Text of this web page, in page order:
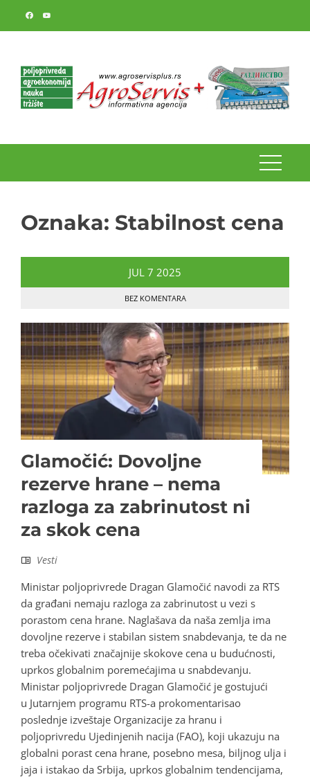
Oznaka: Stabilnost cena
JUL 7 2025
BEZ KOMENTARA
Glamočić: Dovoljne
rezerve hrane – nema
razloga za zabrinutost ni
za skok cena
Vesti
Ministar poljoprivrede Dragan Glamočić navodi za RTS
da građani nemaju razloga za zabrinutost u vezi s
porastom cena hrane. Naglašava da naša zemlja ima
dovoljne rezerve i stabilan sistem snabdevanja, te da ne
treba očekivati značajnije skokove cena u budućnosti,
uprkos globalnim poremećajima u snabdevanju.
Ministar poljoprivrede Dragan Glamočić je gostujući
u Jutarnjem programu RTS-a prokomentarisao
poslednje izveštaje Organizacije za hranu i
poljoprivredu Ujedinjenih nacija (FAO), koji ukazuju na
globalni porast cena hrane, posebno mesa, biljnog ulja i
jaja i istakao da Srbija, uprkos globalnim tendencijama,